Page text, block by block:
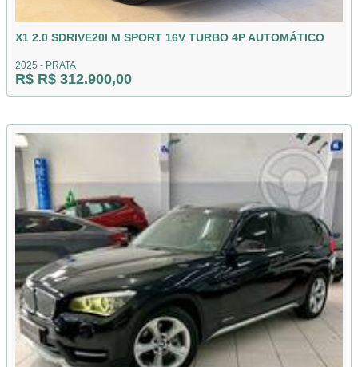
X1 2.0 SDRIVE20I M SPORT 16V TURBO 4P AUTOMÁTICO
2025 - PRATA
R$ R$ 312.900,00